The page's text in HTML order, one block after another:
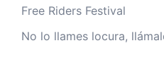
Free Riders Festival
No lo llames locura,